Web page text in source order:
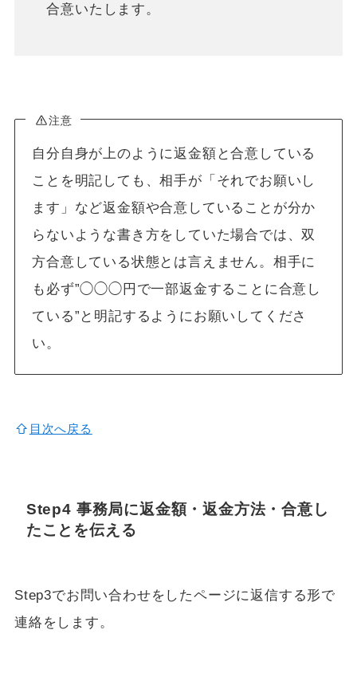
合意いたします。
注意
自分自身が上のように返金額と合意している
ことを明記しても、相手が「それでお願いし
ます」など返金額や合意していることが分か
らないような書き方をしていた場合では、双
方合意している状態とは言えません。相手に
も必ず”◯◯◯円で一部返金することに合意し
ている”と明記するようにお願いしてくださ
い。
目次へ戻る
Step4 事務局に返金額・返金方法・合意し
たことを伝える
Step3でお問い合わせをしたページに返信する形で
連絡をします。